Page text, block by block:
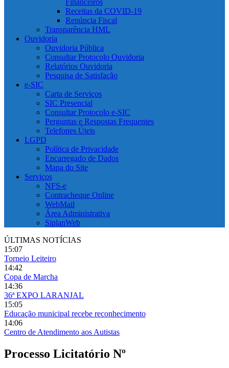
Financeiros
Receitas da COVID-19
Renúncia Fiscal
Transparência HML
Ouvidoria
Ouvidoria Pública
Consultar Protocolo Ouvidoria
Relatórios Ouvidoria
Pesquisa de Satisfação
e-SIC
Carta de Serviços
SIC Presencial
Consultar Protocolo e-SIC
Perguntas e Respostas Frequentes
Telefones Úteis
LGPD
Política de Privacidade
Encarregado de Dados
Mapa do Site
Serviços
NFS-e
Contracheque Online
WebMail
Área Administrativa
SiplanWeb
ÚLTIMAS NOTÍCIAS
15:07
Torneio Leiteiro
14:42
Copa de Marcha
14:36
36ª EXPO LARANJAL
15:05
Educação municipal recebe reconhecimento
14:06
Centro de Atendimento aos Autistas
Processo Licitatório Nº